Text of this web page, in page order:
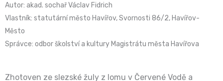
Autor: akad. sochař Václav Fidrich
Vlastník: statutární město Havířov, Svornosti 86/2, Havířov-
Město
Správce: odbor školství a kultury Magistrátu města Havířova
Zhotoven ze slezské žuly z lomu v Červené Vodě a